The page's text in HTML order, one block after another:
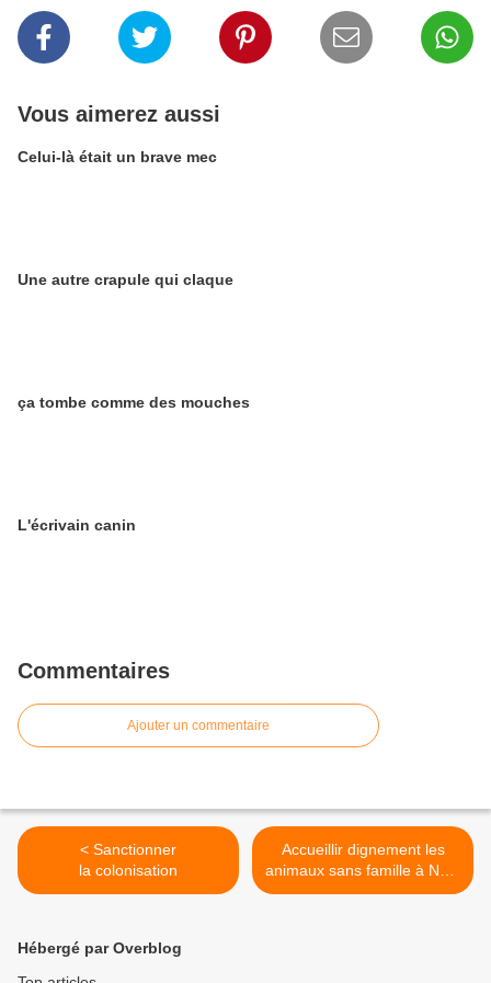
Vous aimerez aussi
Celui-là était un brave mec
Une autre crapule qui claque
ça tombe comme des mouches
L'écrivain canin
Commentaires
Ajouter un commentaire
< Sanctionner
la colonisation
Accueillir dignement les
animaux sans famille à Noël
>
Hébergé par Overblog